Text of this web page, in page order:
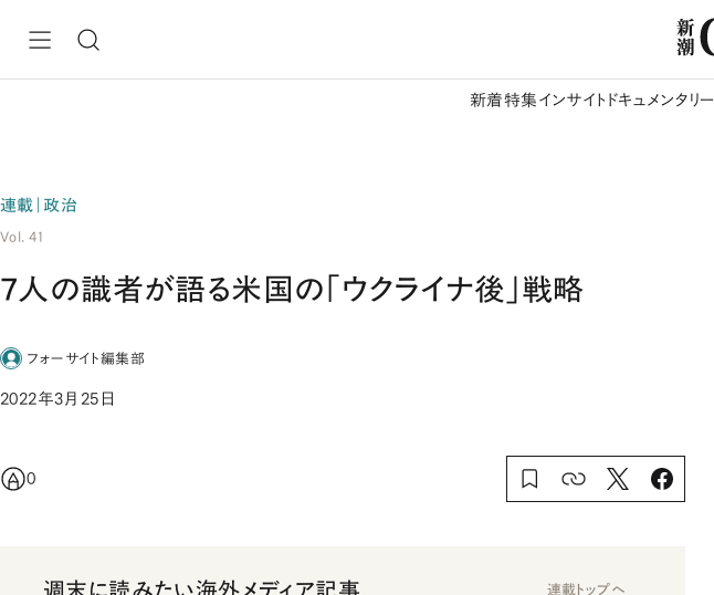
新着特集 インサイト ドキュメンタリー
連載｜政治
Vol. 41
7人の識者が語る米国の「ウクライナ後」戦略
フォーサイト編集部
2022年3月25日
0
週末に読みたい海外メディア記事 連載トップへ